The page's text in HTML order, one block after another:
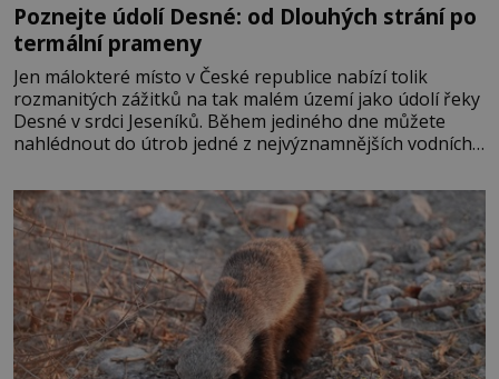
Poznejte údolí Desné: od Dlouhých strání po
termální prameny
Jen málokteré místo v České republice nabízí tolik
rozmanitých zážitků na tak malém území jako údolí řeky
Desné v srdci Jeseníků. Během jediného dne můžete
nahlédnout do útrob jedné z nejvýznamnějších vodních
se na koloběžce a den zakončit poznáváním památek ve
Velkých Losinách nebo v termálním